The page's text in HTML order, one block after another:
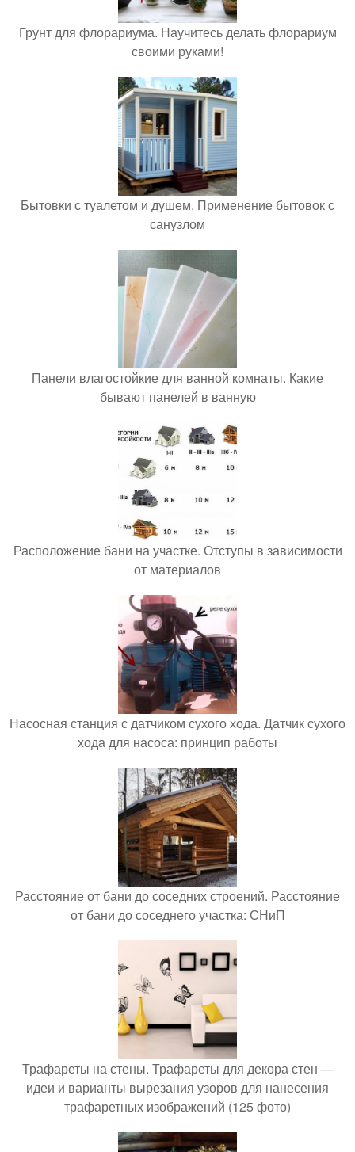
Грунт для флорариума. Научитесь делать флорариум
своими руками!
Бытовки с туалетом и душем. Применение бытовок с
санузлом
Панели влагостойкие для ванной комнаты. Какие
бывают панелей в ванную
Расположение бани на участке. Отступы в зависимости
от материалов
Насосная станция с датчиком сухого хода. Датчик сухого
хода для насоса: принцип работы
Расстояние от бани до соседних строений. Расстояние
от бани до соседнего участка: СНиП
Трафареты на стены. Трафареты для декора стен —
идеи и варианты вырезания узоров для нанесения
трафаретных изображений (125 фото)